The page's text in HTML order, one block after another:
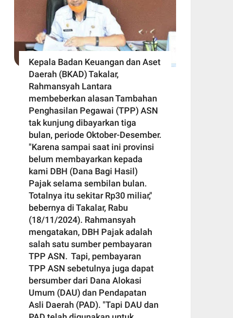
Kepala Badan Keuangan dan Aset
Daerah (BKAD) Takalar,
Rahmansyah Lantara
membeberkan alasan Tambahan
Penghasilan Pegawai (TPP) ASN
tak kunjung dibayarkan tiga
bulan, periode Oktober-Desember.
"Karena sampai saat ini provinsi
belum membayarkan kepada
kami DBH (Dana Bagi Hasil)
Pajak selama sembilan bulan.
Totalnya itu sekitar Rp30 miliar,"
bebernya di Takalar, Rabu
(18/11/2024). Rahmansyah
mengatakan, DBH Pajak adalah
salah satu sumber pembayaran
TPP ASN. Tapi, pembayaran
TPP ASN sebetulnya juga dapat
bersumber dari Dana Alokasi
Umum (DAU) dan Pendapatan
Asli Daerah (PAD). "Tapi DAU dan